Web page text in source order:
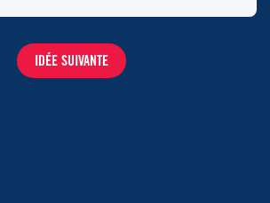
IDÉE SUIVANTE